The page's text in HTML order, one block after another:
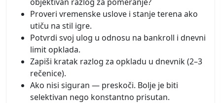
Proveri vremenske uslove i stanje terena ako
utiču na stil igre.
Potvrdi svoj ulog u odnosu na bankroll i dnevni
limit opklada.
Zapiši kratak razlog za opkladu u dnevnik (2–3
rečenice).
Ako nisi siguran — preskoči. Bolje je biti
selektivan nego konstantno prisutan.